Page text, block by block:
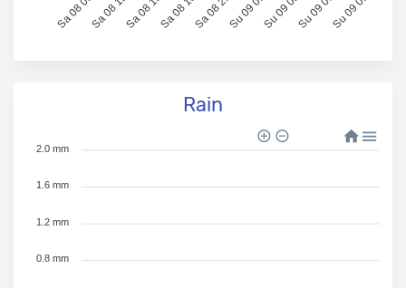
Rain
2.0 mm
1.6 mm
1.2 mm
0.8 mm